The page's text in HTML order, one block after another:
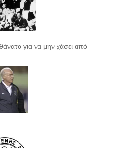
για να μην χάσει από